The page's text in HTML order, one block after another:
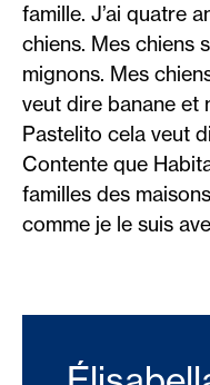
famille. J’ai quatre
chiens. Mes chiens
mignons. Mes
veut dire banane et
Pastelito cela veut
Contente que
familles des
comme je le suis